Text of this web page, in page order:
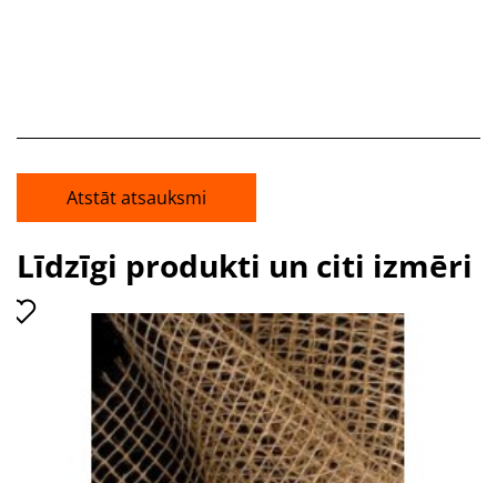
Atstāt atsauksmi
Līdzīgi produkti un citi izmēri